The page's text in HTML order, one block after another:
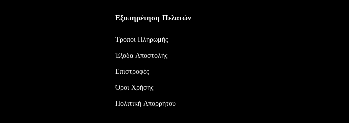
Εξυπηρέτηση Πελατών
Τρόποι Πληρωμής
Έξοδα Αποστολής
Επιστροφές
Όροι Χρήσης
Πολιτική Απορρήτου